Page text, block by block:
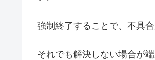
強制終了することで、不具
それでも解決しない場合が